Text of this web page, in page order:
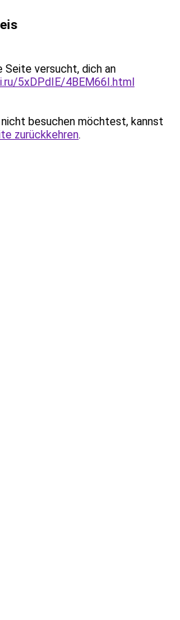
Seite versucht, dich an
5xDPdIE/4BEM66I.html
besuchen möchtest, kannst
zurückkehren.